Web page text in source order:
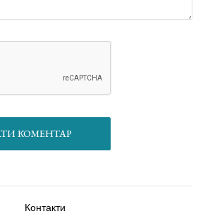
ОПУБЛІКУВАТИ КОМЕНТАР
Контакти